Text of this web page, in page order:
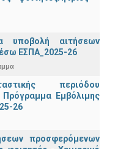
υποβολή αιτήσεων
ΕΣΠΑ_2025-26
περιόδου
Πρόγραμμα Εμβόλιμης
26
προσφερόμενων